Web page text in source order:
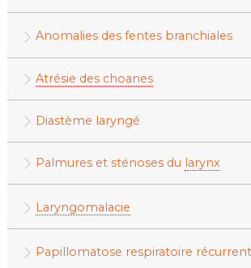
Anomalies des fentes branchiales
Atrésie des choanes
Diastème laryngé
Palmures et sténoses du larynx
Laryngomalacie
Papillomatose respiratoire